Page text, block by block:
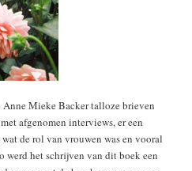
Anne Mieke Backer talloze brieven
afgenomen interviews, er een
de rol van vrouwen was en vooral
werd het schrijven van dit boek een